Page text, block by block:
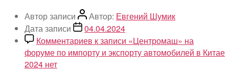
Автор записи Автор: Евгений Шумик
Дата записи
04.04.2024
Комментариев к записи «Центромаш» на
форуме по импорту и экспорту автомобилей в Китае
2024 нет